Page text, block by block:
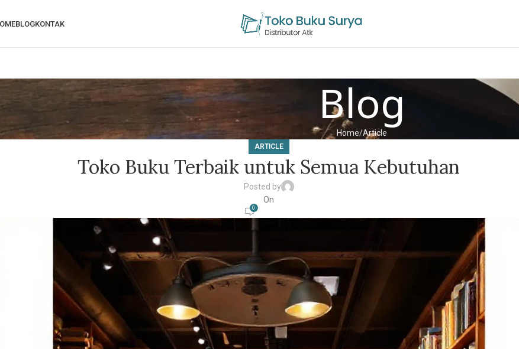
BLOGKONTAK
Blog
Home Article
ARTICLE
Toko Buku Terbaik untuk Semua Kebutuhan
Posted by
On
0